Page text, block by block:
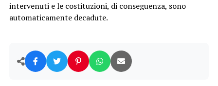
intervenuti e le costituzioni, di conseguenza, sono
automaticamente decadute.